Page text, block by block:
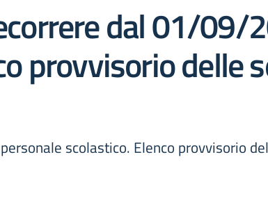
dal 01/09/
provvisorio delle
scolastico. Elenco provvisorio